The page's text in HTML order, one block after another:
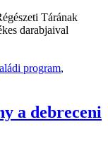
Tárának
darabjaival
program,
a debreceni